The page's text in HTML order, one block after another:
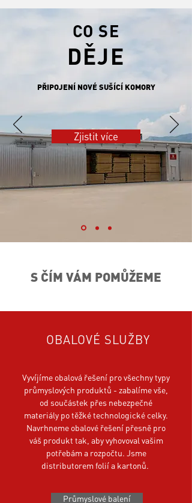
CO SE
DĚJE
PŘIPOJENÍ NOVÉ SUŠÍCÍ KOMORY
Zjistit více
S ČÍM VÁM POMŮŽEME
OBALOVÉ SLUŽBY
Vyvíjíme obalová řešení pro všechny typy
průmyslových produktů - zabalíme vše,
od součástek přes nebezpečné
materiály po těžké technologické celky.
Navrhneme obalové řešení přesně pro
váš produkt tak, aby vyhovoval vašim
potřebám a rozpočtu. Jsme
distributorem folií a kartonů.
Průmyslové balení